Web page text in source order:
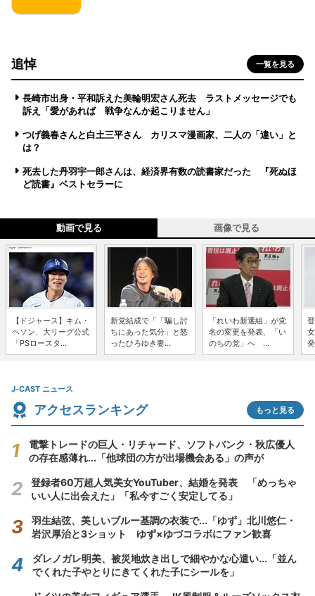
追悼 一覧を見る
長崎市出身・平和訴えた美輪明宏さん死去 ラストメッセージでも
訴え「愛があれば 戦争なんか起こりません」
つげ義春さんと白土三平さん カリスマ漫画家、二人の「違い」と
は？
死去した丹羽宇一郎さんは、経済界有数の読書家だった 『死ぬほ
ど読書』ベストセラーに
動画で見る 画像で見る
【ドジャース】キム・
ヘソン、大リーグ公式
「PSロースタ...
新党結成で「「騙し討
ちにあった気分」と怒
ったひろゆき妻...
「れいわ新選組」が党
名の変更を発表、「い
のちの党」へ ...
J-CAST ニュース
アクセスランキング もっと見る
電撃トレードの巨人・リチャード、ソフトバンク・秋広優人
の存在感薄れ...「他球団の方が出場機会ある」の声が
登録者60万超人気美女YouTuber、結婚を発表 「めっちゃ
いい人に出会えた」「私今すごく安定してる」
羽生結弦、美しいブルー基調の衣装で...「ゆず」北川悠仁・
岩沢厚治と3ショット ゆず×ゆづコラボにファン歓喜
ダレノガレ明美、被災地炊き出しで細やかな心遣い...「並ん
でくれた子やとりにきてくれた子にシールを」